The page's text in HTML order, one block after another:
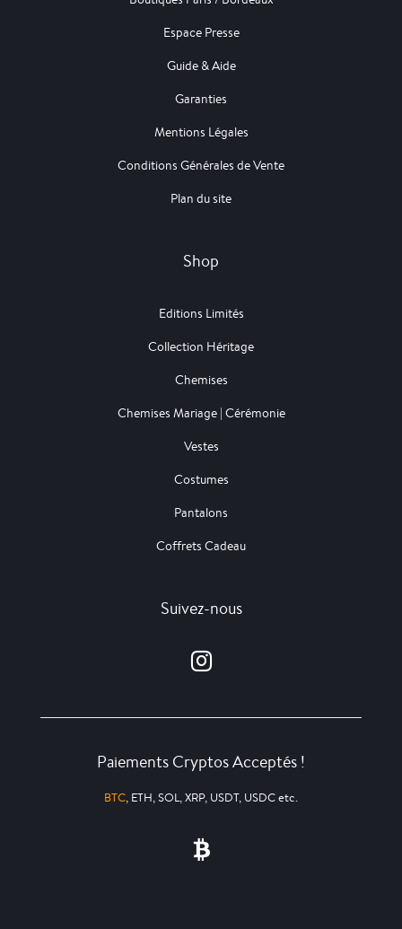
Espace Presse
Guide & Aide
Garanties
Mentions Légales
Conditions Générales de Vente
Plan du site
Shop
Editions Limités
Collection Héritage
Chemises
Chemises Mariage | Cérémonie
Vestes
Costumes
Pantalons
Coffrets Cadeau
Suivez-nous
Paiements Cryptos Acceptés !
BTC, ETH, SOL, XRP, USDT, USDC etc.